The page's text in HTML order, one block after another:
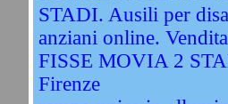
STADI. Ausili per
anziani online.
FISSE MOVIA 2
Firenze